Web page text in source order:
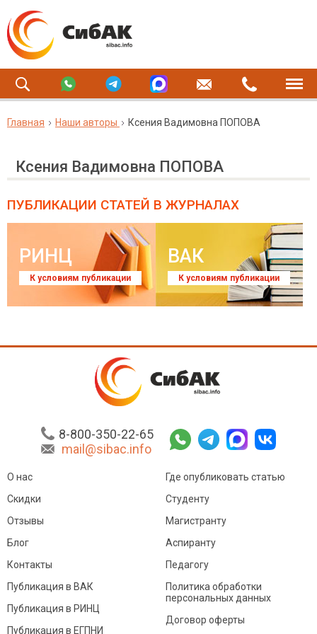
Главная Наши авторы Ксения Вадимовна ПОПОВА
Ксения Вадимовна ПОПОВА
ПУБЛИКАЦИИ СТАТЕЙ В ЖУРНАЛАХ
РИНЦ
К условиям публикации
ВАК
К условиям публикации
8-800-350-22-65
mail@sibac.info
О нас
Скидки
Отзывы
Блог
Контакты
Где опубликовать статью
Студенту
Магистранту
Аспиранту
Педагогу
Публикация в ВАК
Публикация в РИНЦ
Публикация в ЕГПНИ
Политика обработки
персональных данных
Договор оферты